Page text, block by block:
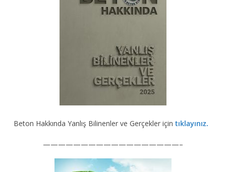
Beton Hakkında Yanlış Bilinenler ve Gerçekler için tıklayınız.
——————————————————–